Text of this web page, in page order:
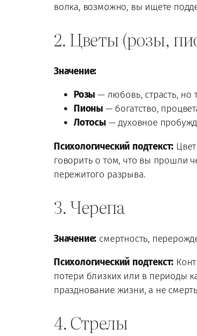
волка, возможно, вы ищете
2. Цветы (розы,
Значение:
Розы — любовь, страсть, но
Пионы — богатство,
Лотосы— духовное
Психологический подтекст:
говорить о том, что вы прошли
пережитого разрыва.
3. Черепа
Значение: смертность,
Психологический подтекст:
потери близких или в периоды
празднование жизни, а не
4. Стрелы